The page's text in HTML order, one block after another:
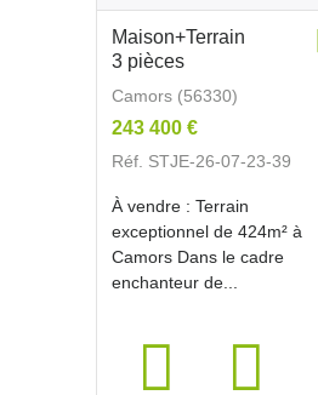
Maison+Terrain
3 pièces
Camors (56330)
243 400 €
Réf. STJE-26-07-23-39
À vendre : Terrain
exceptionnel de 424m² à
Camors Dans le cadre
enchanteur de...